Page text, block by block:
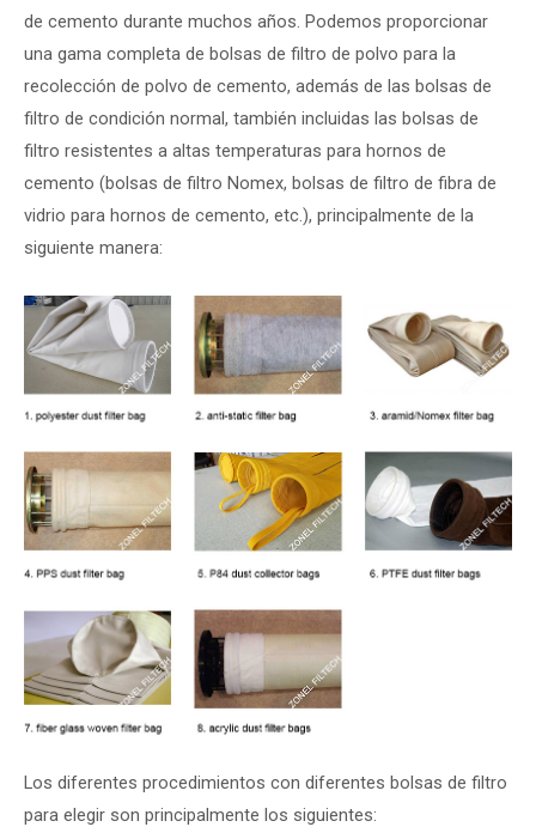
de cemento durante muchos años. Podemos proporcionar
una gama completa de bolsas de filtro de polvo para la
recolección de polvo de cemento, además de las bolsas de
filtro de condición normal, también incluidas las bolsas de
filtro resistentes a altas temperaturas para hornos de
cemento (bolsas de filtro Nomex, bolsas de filtro de fibra de
vidrio para hornos de cemento, etc.), principalmente de la
siguiente manera:
Los diferentes procedimientos con diferentes bolsas de filtro
para elegir son principalmente los siguientes: